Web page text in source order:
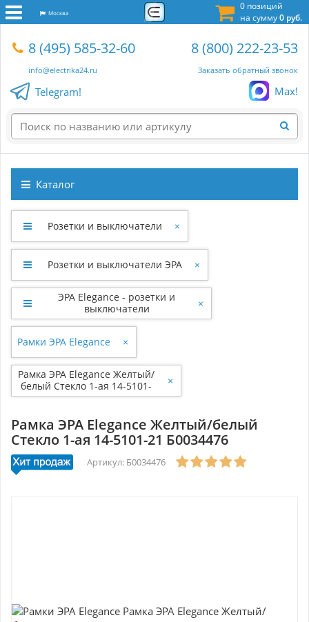
0 позиций
на сумму0 руб.
Москва
8 (495) 585-32-60
info@electrika24.ru
8 (800) 222-23-53
Заказать обратный звонок
Telegram! Max!
Каталог
Розетки и выключатели ×
Розетки и выключатели ЭРА ×
ЭРА Elegance - розетки и
выключатели
×
Рамки ЭРА Elegance ×
Рамка ЭРА Elegance Желтый/
белый Стекло 1-ая 14-5101-
21 Б0034476
×
Рамка ЭРА Elegance Желтый/белый
Стекло 1-ая 14-5101-21 Б0034476
Артикул: Б0034476